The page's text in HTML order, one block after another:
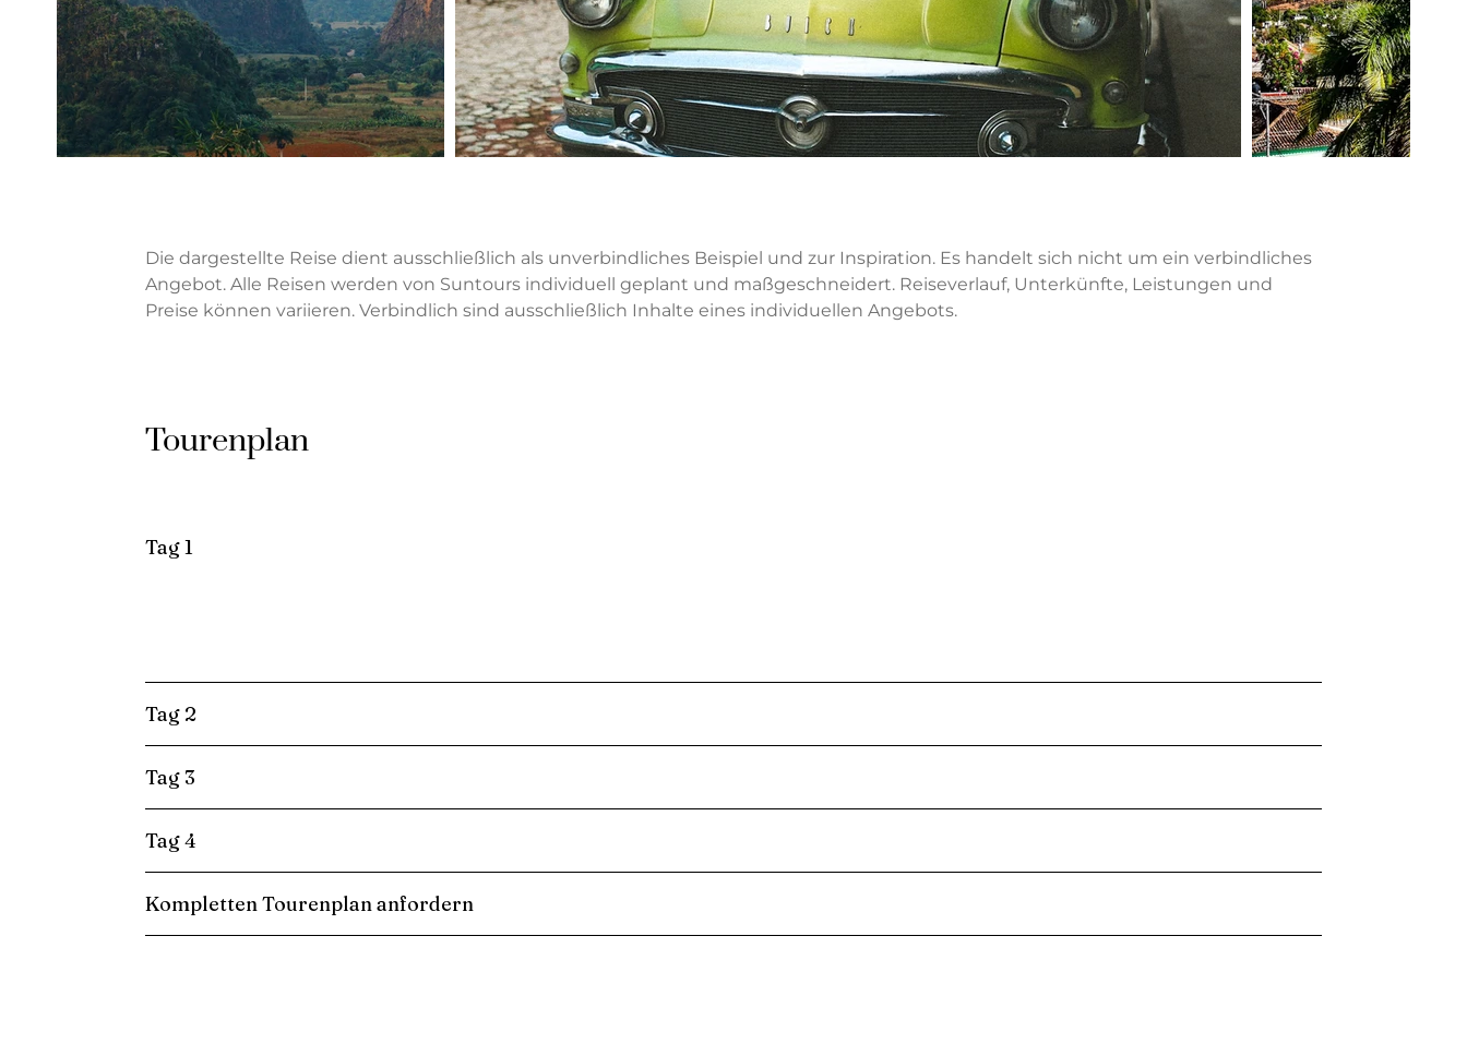
Die dargestellte Reise dient ausschließlich als unverbindliches Beispiel und zur Inspiration. Es handelt sich nicht um ein verbindliches
Angebot. Alle Reisen werden von Suntours individuell geplant und maßgeschneidert. Reiseverlauf, Unterkünfte, Leistungen und
Preise können variieren. Verbindlich sind ausschließlich Inhalte eines individuellen Angebots.
Tourenplan
Tag 1
Tag 2
Tag 3
Tag 4
Kompletten Tourenplan anfordern